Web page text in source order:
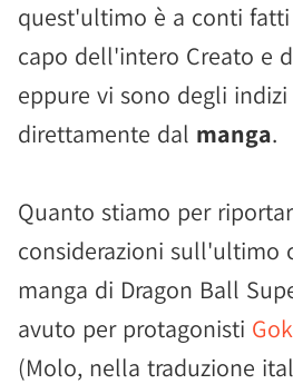
quest'ultimo è a conti fatti
capo dell'intero Creato e
eppure vi sono degli
direttamente dal manga.
Quanto stiamo per
considerazioni sull'ultimo
manga di Dragon Ball
avuto per protagonisti
(Molo, nella traduzione